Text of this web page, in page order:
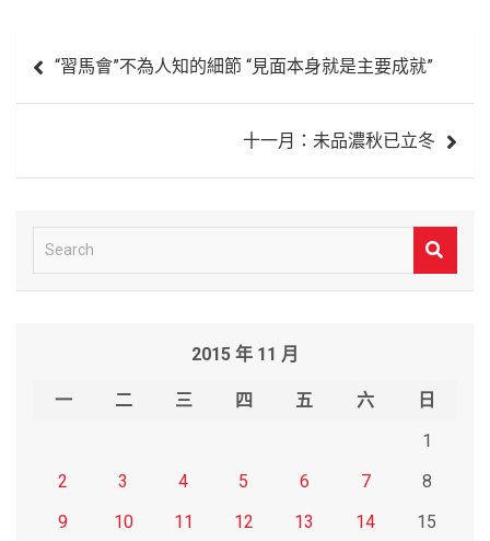
章 “習馬會”不為人知的細節 “見面本身就是主要成就”
十一月：未品濃秋已立冬
e
2015 年 11 月
一 二 三 四 五 六
日
1
2
3 4 5 6 7
8
9
10 11 12 13 14
15